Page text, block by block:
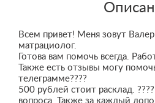
Всем привет! Меня зовут
матрациолог.
Готова вам помочь всегда.
Также есть отзывы могу
телеграмме????
500 рублей стоит расклад.
вопроса. Также за каждый